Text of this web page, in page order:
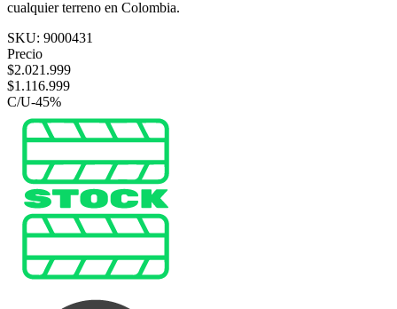
cualquier terreno en Colombia.
SKU: 9000431
Precio
$2.021.999
$1.116.999
C/U-45%